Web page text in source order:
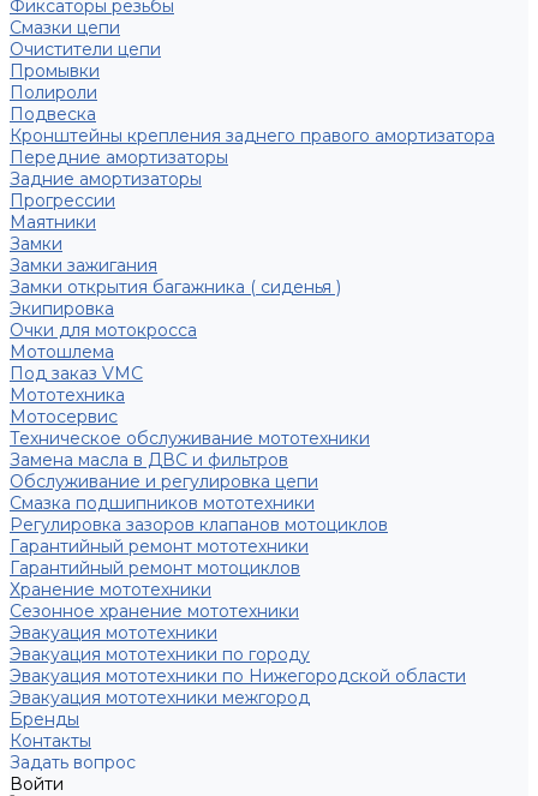
Фиксаторы резьбы
Смазки цепи
Очистители цепи
Промывки
Полироли
Подвеска
Кронштейны крепления заднего правого амортизатора
Передние амортизаторы
Задние амортизаторы
Прогрессии
Маятники
Замки
Замки зажигания
Замки открытия багажника ( сиденья )
Экипировка
Очки для мотокросса
Мотошлема
Под заказ VMC
Мототехника
Мотосервис
Техническое обслуживание мототехники
Замена масла в ДВС и фильтров
Обслуживание и регулировка цепи
Смазка подшипников мототехники
Регулировка зазоров клапанов мотоциклов
Гарантийный ремонт мототехники
Гарантийный ремонт мотоциклов
Хранение мототехники
Сезонное хранение мототехники
Эвакуация мототехники
Эвакуация мототехники по городу
Эвакуация мототехники по Нижегородской области
Эвакуация мототехники межгород
Бренды
Контакты
Задать вопрос
Войти